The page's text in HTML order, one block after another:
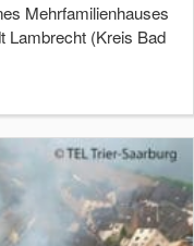
Mehrfamilienhauses
Lambrecht (Kreis Bad